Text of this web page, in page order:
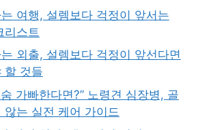
여행, 설렘보다 걱정이 앞서는
리스트
외출, 설렘보다 걱정이 앞선다면
할 것들
가빠한다면?” 노령견 심장병, 골
않는 실전 케어 가이드